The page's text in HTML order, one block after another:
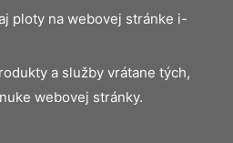
ploty na webovej stránke i-
a služby vrátane tých,
webovej stránky.